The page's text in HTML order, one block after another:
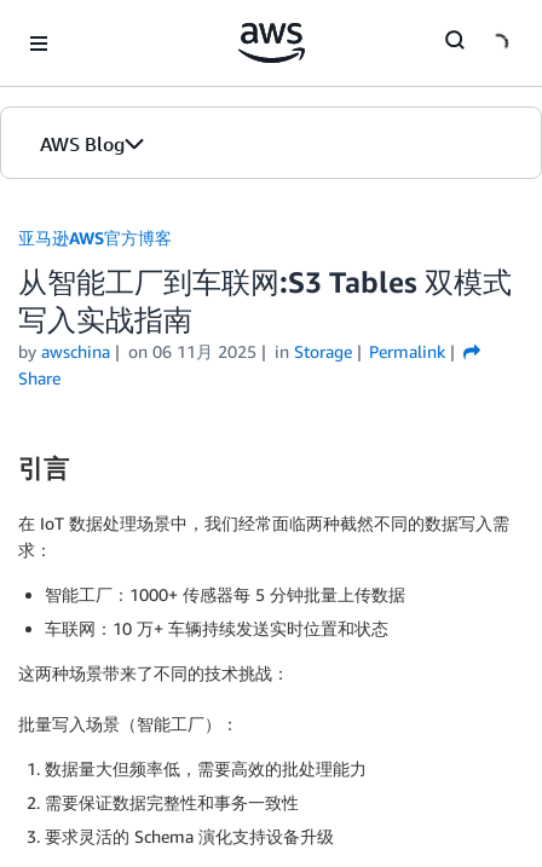
AWS Blog
首页
版本
亚马逊AWS官方博客
从智能工厂到车联网:S3 Tables 双模式
写入实战指南
by awschina on 06 11月 2025 in Storage
Permalink
Share
引言
在 IoT 数据处理场景中，我们经常面临两种截然不同的数据写入需
求：
智能工厂 ：1000+ 传感器每 5 分钟批量上传数据
车联网 ：10 万+ 车辆持续发送实时位置和状态
这两种场景带来了不同的技术挑战：
批量写入场景（智能工厂）：
数据量大但频率低，需要高效的批处理能力
需要保证数据完整性和事务一致性
要求灵活的 Schema 演化支持设备升级